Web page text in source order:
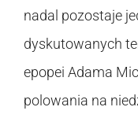
nadal pozostaje
dyskutowanych
epopei Adama
polowania na